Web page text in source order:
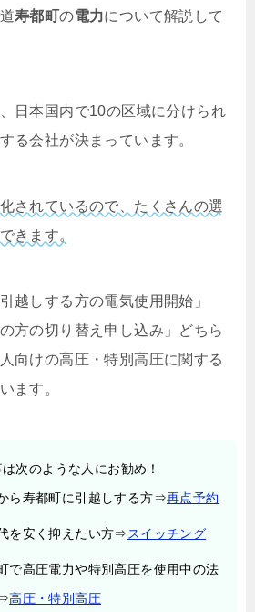
寿都町の電力について解説して
日本国内で10の区域に分けられ
る会社が決まっています。
されているので、たくさんの選
きます。
越しする方の電気使用開始」
方の切り替え申し込み」どちら
向けの高圧・特別高圧に関する
ます。
次のような人にお勧め！
ら寿都町に引越しする方⇒再点予約
を安く抑えたい方⇒ スイッチング
で高圧電力や特別高圧を使用中の法
高圧・特別高圧